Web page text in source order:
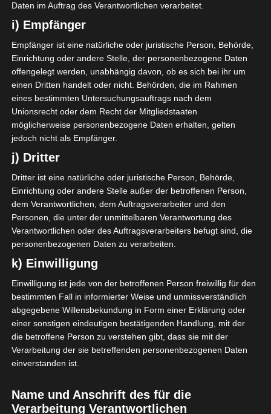
Heißwachs enthaaren zu
lassen. Hatte ich mir
schlimmer vorgestellt,
aber die Schmerzen im
Knie haben anscheinend
meine Schmerztoleranz
deutlich erhöht.
Dann habe ich
telefonisch meinen
Vorstellungstermin im
Krankenhaus vereinbart
und war komischerweise
froh und erleichtert,
dass der Op-Termin am
Donnerstag bereits
reserviert war.
noch die
Daten im Auftrag des Verantwortlichen verarbeitet.
i) Empfänger
Empfänger ist eine natürliche oder juristische Person, Behörde,
Einrichtung oder andere Stelle, der personenbezogene Daten
offengelegt werden, unabhängig davon, ob es sich bei ihr um
einen Dritten handelt oder nicht. Behörden, die im Rahmen
eines bestimmten Untersuchungsauftrags nach dem
Unionsrecht oder dem Recht der Mitgliedstaaten
möglicherweise personenbezogene Daten erhalten, gelten
jedoch nicht als Empfänger.
j) Dritter
Dritter ist eine natürliche oder juristische Person, Behörde,
Einrichtung oder andere Stelle außer der betroffenen Person,
dem Verantwortlichen, dem Auftragsverarbeiter und den
Personen, die unter der unmittelbaren Verantwortung des
Verantwortlichen oder des Auftragsverarbeiters befugt sind, die
personenbezogenen Daten zu verarbeiten.
k) Einwilligung
Einwilligung ist jede von der betroffenen Person freiwillig für den
bestimmten Fall in informierter Weise und unmissverständlich
abgegebene Willensbekundung in Form einer Erklärung oder
einer sonstigen eindeutigen bestätigenden Handlung, mit der
die betroffene Person zu verstehen gibt, dass sie mit der
Verarbeitung der sie betreffenden personenbezogenen Daten
einverstanden ist.
Name und Anschrift des für die
Verarbeitung Verantwortlichen